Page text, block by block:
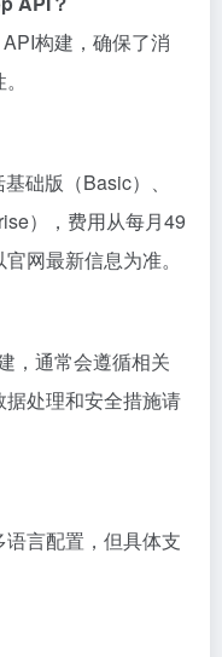
构建，确保了消
础版（Basic）、
），费用从每月49
网最新信息为准。
，通常会遵循相关
处理和安全措施请
言配置，但具体支